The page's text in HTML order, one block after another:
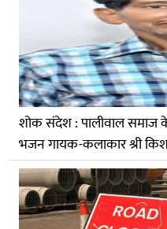
शोक संदेश : पालीवाल समाज के
भजन गायक-कलाकार श्री